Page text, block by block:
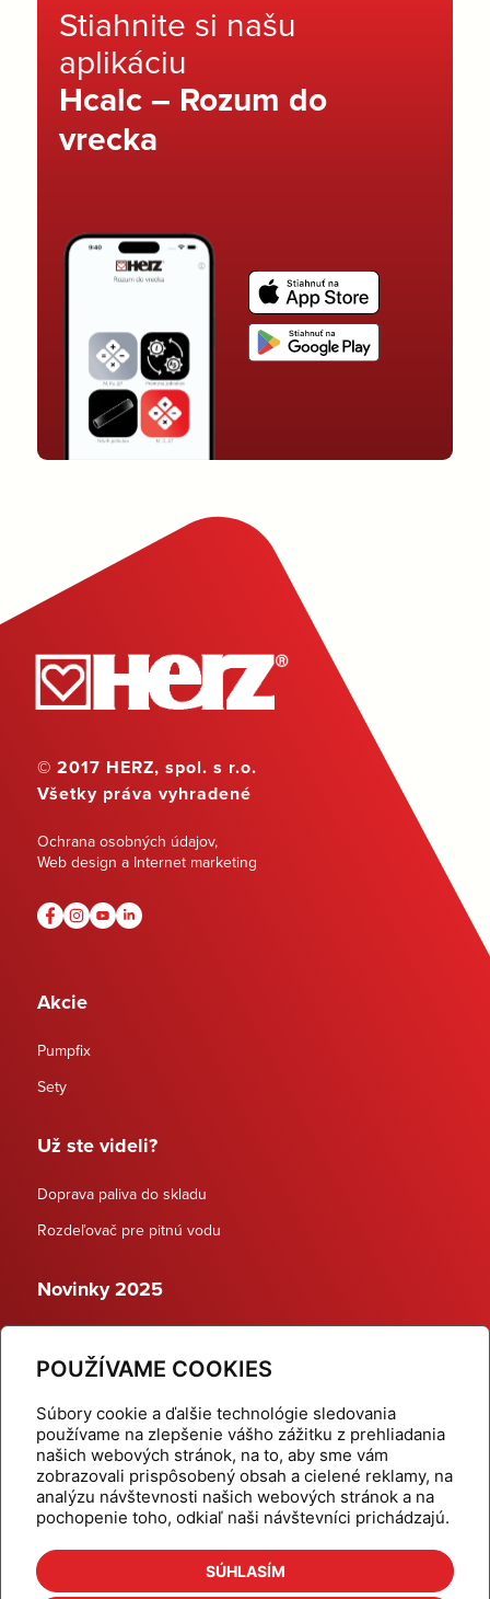
POUŽÍVAME COOKIES
Súbory cookie a ďalšie technológie sledovania
používame na zlepšenie vášho zážitku z prehliadania
našich webových stránok, na to, aby sme vám
zobrazovali prispôsobený obsah a cielené reklamy, na
analýzu návštevnosti našich webových stránok a na
pochopenie toho, odkiaľ naši návštevníci prichádzajú.
SÚHLASÍM
Stiahnite si našu
aplikáciu
Hcalc – Rozum do
vrecka
© 2017 HERZ, spol. s r.o.
Všetky práva vyhradené
Ochrana osobných údajov,
Web design a Internet marketing
Akcie
Pumpfix
Sety
Už ste videli?
Doprava paliva do skladu
Rozdeľovač pre pitnú vodu
Novinky 2025
Dynamické termostatické ventily
Domov
Produkty
Aktuality
Odber šikovné tipy
Kalkulačky
Cenníky
Na stiahnutie
Referencie